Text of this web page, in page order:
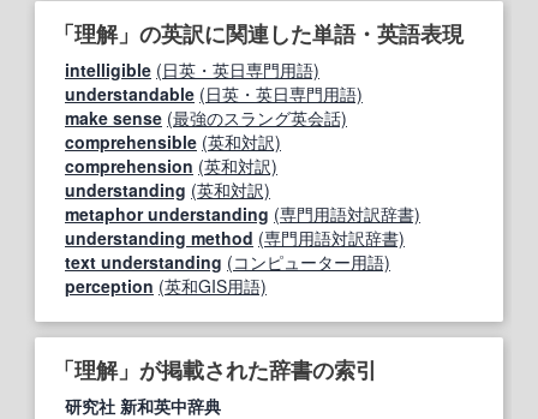
「理解」の英訳に関連した単語・英語表現
intelligible (日英・英日専門用語)
understandable (日英・英日専門用語)
make sense (最強のスラング英会話)
comprehensible (英和対訳)
comprehension (英和対訳)
understanding (英和対訳)
metaphor understanding (専門用語対訳辞書)
understanding method (専門用語対訳辞書)
text understanding (コンピューター用語)
perception (英和GIS用語)
「理解」が掲載された辞書の索引
研究社 新和英中辞典